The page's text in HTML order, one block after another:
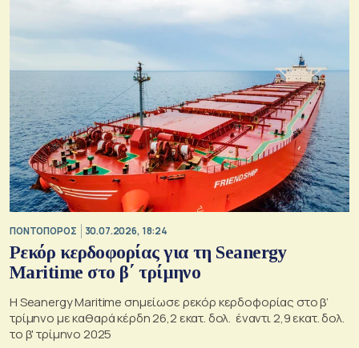
ΠΟΝΤΟΠΟΡΟΣ 30.07.2026, 18:24
Ρεκόρ κερδοφορίας για τη Seanergy
Maritime στο β΄ τρίμηνο
Η Seanergy Maritime σημείωσε ρεκόρ κερδοφορίας στο β’
τρίμηνο με καθαρά κέρδη 26,2 εκατ. δολ. έναντι 2,9 εκατ. δολ.
το β' τρίμηνο 2025